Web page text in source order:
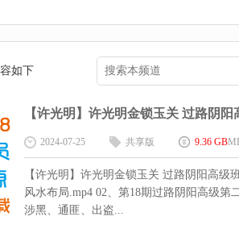
如下
【许光明】许光明金锁玉关 过路阴阳
2024-07-25 共享版 9.36 GB
【许光明】许光明金锁玉关 过路阴阳高
风水布局.mp4 02、第18期过路阴阳高级
涉黑、通匪、出盗...